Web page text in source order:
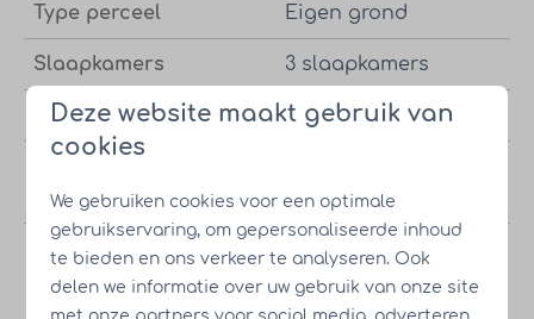
Type perceel Eigen grond
Slaapkamers 3 slaapkamers
Badkamers 1 badkamer
6 personen
Optie tot wellness
pakket
Met optie tot
wellness pakket
Deze website maakt gebruik van
cookies
We gebruiken cookies voor een optimale
gebruikservaring, om gepersonaliseerde inhoud
te bieden en ons verkeer te analyseren. Ook
delen we informatie over uw gebruik van onze site
met onze partners voor social media, adverteren